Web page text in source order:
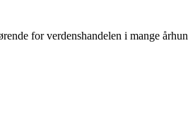
for verdenshandelen i mange